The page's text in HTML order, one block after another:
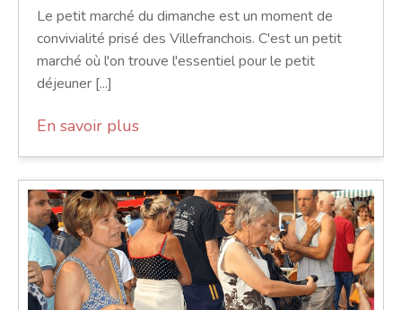
Le petit marché du dimanche est un moment de
convivialité prisé des Villefranchois. C'est un petit
marché où l'on trouve l'essentiel pour le petit
déjeuner [...]
En savoir plus